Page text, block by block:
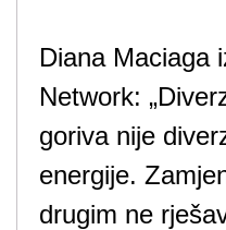
Diana Maciaga
Network:
goriva nije
energije.
drugim ne